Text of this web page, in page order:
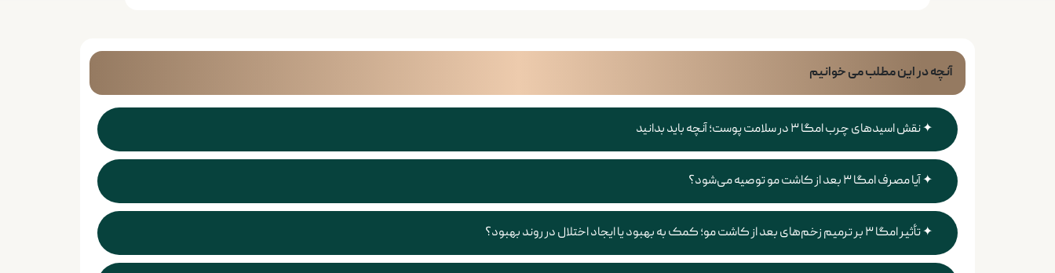
آنچه در این مطلب می خوانیم
نقش اسیدهای چرب امگا ۳ در سلامت پوست؛ آنچه باید بدانید
آیا مصرف امگا ۳ بعد از کاشت مو توصیه می‌شود؟
تأثیر امگا ۳ بر ترمیم زخم‌های بعد از کاشت مو؛ کمک به بهبود یا ایجاد اختلال در روند بهبود؟